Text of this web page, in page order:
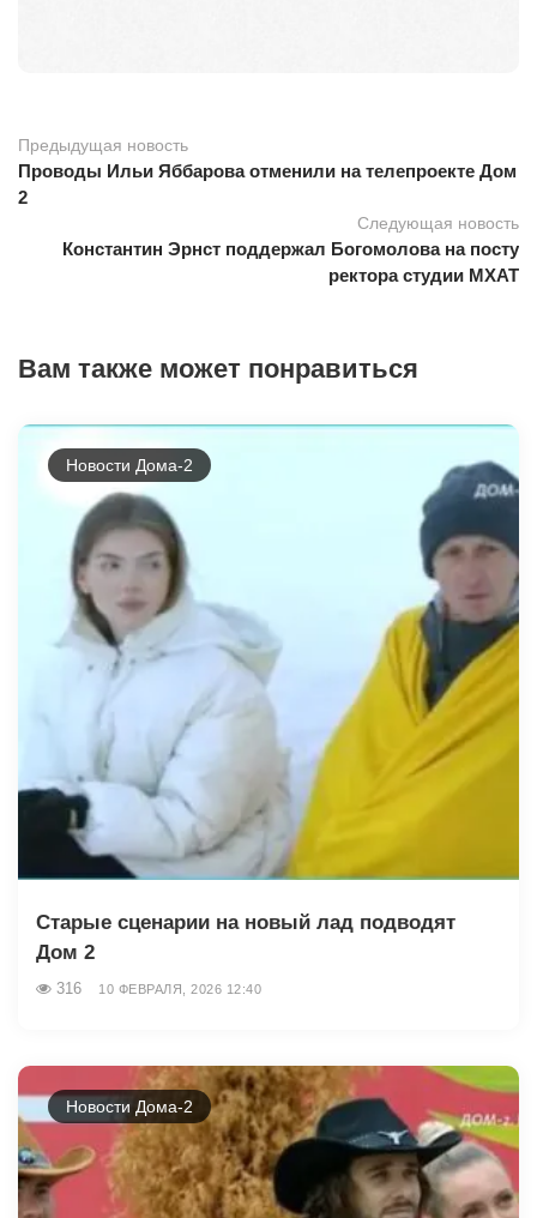
Предыдущая новость
Проводы Ильи Яббарова отменили на телепроекте Дом
2
Следующая новость
Константин Эрнст поддержал Богомолова на посту
ректора студии МХАТ
Вам также может понравиться
Новости Дома-2
Старые сценарии на новый лад подводят
Дом 2
316 10 ФЕВРАЛЯ, 2026 12:40
Новости Дома-2